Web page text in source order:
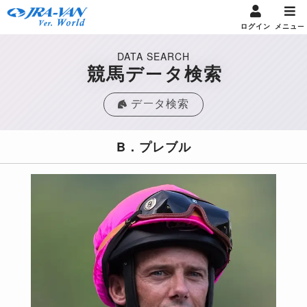
ログイン メニュー
DATA SEARCH
競馬データ検索
データ検索
B．プレブル